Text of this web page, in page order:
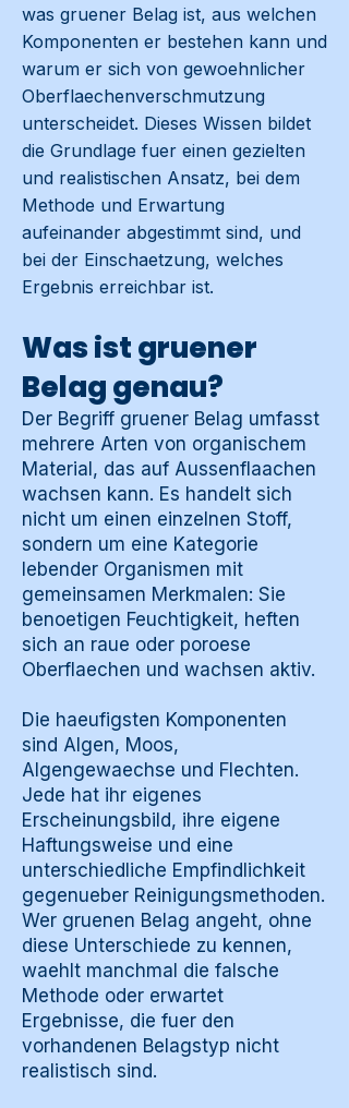
was gruener Belag ist, aus welchen
Komponenten er bestehen kann und
warum er sich von gewoehnlicher
Oberflaechenverschmutzung
unterscheidet. Dieses Wissen bildet
die Grundlage fuer einen gezielten
und realistischen Ansatz, bei dem
Methode und Erwartung
aufeinander abgestimmt sind, und
bei der Einschaetzung, welches
Ergebnis erreichbar ist.
Was ist gruener
Belag genau?
Der Begriff gruener Belag umfasst
mehrere Arten von organischem
Material, das auf Aussenflaachen
wachsen kann. Es handelt sich
nicht um einen einzelnen Stoff,
sondern um eine Kategorie
lebender Organismen mit
gemeinsamen Merkmalen: Sie
benoetigen Feuchtigkeit, heften
sich an raue oder poroese
Oberflaechen und wachsen aktiv.
Die haeufigsten Komponenten
sind Algen, Moos,
Algengewaechse und Flechten.
Jede hat ihr eigenes
Erscheinungsbild, ihre eigene
Haftungsweise und eine
unterschiedliche Empfindlichkeit
gegenueber Reinigungsmethoden.
Wer gruenen Belag angeht, ohne
diese Unterschiede zu kennen,
waehlt manchmal die falsche
Methode oder erwartet
Ergebnisse, die fuer den
vorhandenen Belagstyp nicht
realistisch sind.